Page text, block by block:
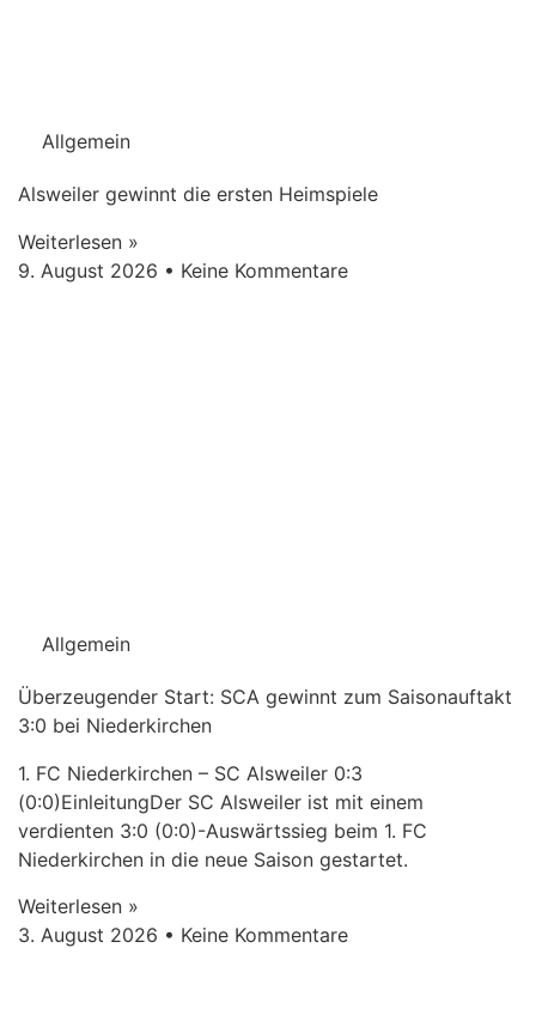
Allgemein
Alsweiler gewinnt die ersten Heimspiele
Weiterlesen »
9. August 2026
Keine Kommentare
Allgemein
Überzeugender Start: SCA gewinnt zum Saisonauftakt
3:0 bei Niederkirchen
1. FC Niederkirchen – SC Alsweiler 0:3
(0:0)EinleitungDer SC Alsweiler ist mit einem
verdienten 3:0 (0:0)-Auswärtssieg beim 1. FC
Niederkirchen in die neue Saison gestartet.
Weiterlesen »
3. August 2026
Keine Kommentare